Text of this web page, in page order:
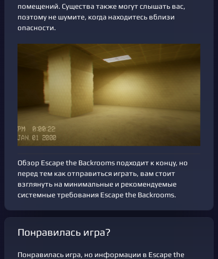
помещений. Существа также могут слышать вас,
поэтому не шумите, когда находитесь вблизи
опасности.
Обзор Escape the Backrooms подходит к концу, но
перед тем как отправиться играть, вам стоит
взглянуть на минимальные и рекомендуемые
системные требования Escape the Backrooms.
Понравилась игра?
Понравилась игра, но информации в Escape the